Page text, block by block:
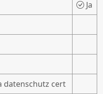
Ja
datenschutz cert